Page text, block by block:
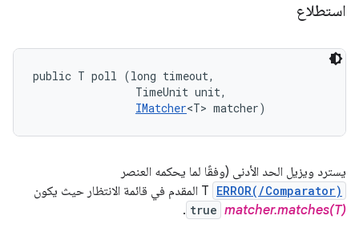
استطلاع
public T poll (long timeout,
                TimeUnit unit,
IMatcher<T> matcher)
يسترد ويزيل الحد الأدنى (وفقًا لما يحكمه العنصر
ERROR(/Comparator)
matcher.matches(T)
true
.